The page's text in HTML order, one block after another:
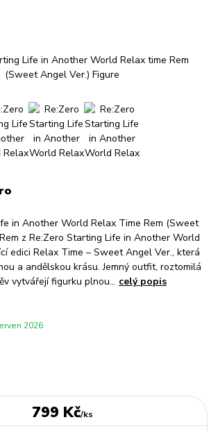
in Another World Relax Time Rem (Sweet
z Re:Zero Starting Life in Another World
edici Relax Time – Sweet Angel Ver., která
a andělskou krásu. Jemný outfit, roztomilá
vytvářejí figurku plnou... celý popis
2026
799 Kč/ks